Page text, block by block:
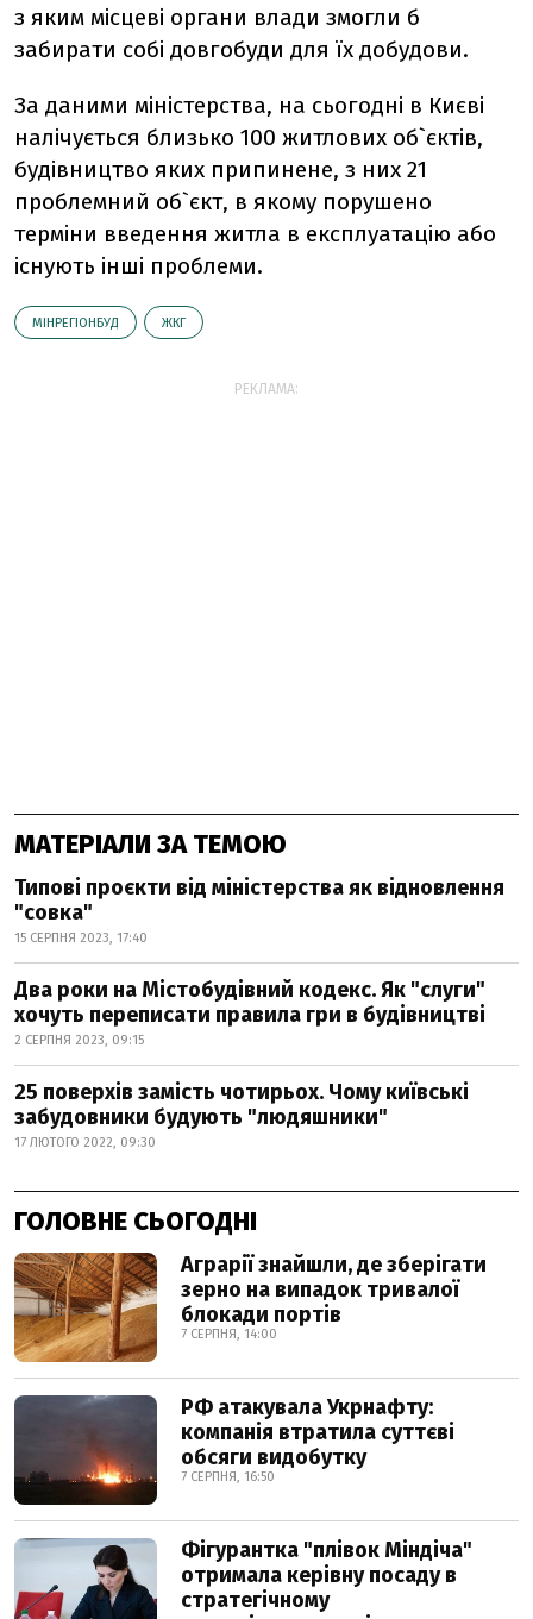
з яким місцеві органи влади змогли б
забирати собі довгобуди для їх добудови.
За даними міністерства, на сьогодні в Києві
налічується близько 100 житлових об`єктів,
будівництво яких припинене, з них 21
проблемний об`єкт, в якому порушено
терміни введення житла в експлуатацію або
існують інші проблеми.
МІНРЕГІОНБУД ЖКГ
РЕКЛАМА:
МАТЕРІАЛИ ЗА ТЕМОЮ
Типові проєкти від міністерства як відновлення
"совка"
15 СЕРПНЯ 2023, 17:40
Два роки на Містобудівний кодекс. Як "слуги"
хочуть переписати правила гри в будівництві
2 СЕРПНЯ 2023, 09:15
25 поверхів замість чотирьох. Чому київські
забудовники будують "людяшники"
17 ЛЮТОГО 2022, 09:30
ГОЛОВНЕ СЬОГОДНІ
Аграрії знайшли, де зберігати
зерно на випадок тривалої
блокади портів
7 СЕРПНЯ, 14:00
РФ атакувала Укрнафту:
компанія втратила суттєві
обсяги видобутку
7 СЕРПНЯ, 16:50
Фігурантка "плівок Міндіча"
отримала керівну посаду в
стратегічному